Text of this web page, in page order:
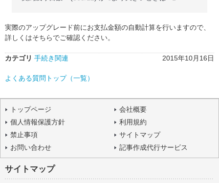
実際のアップグレード前にお支払金額の自動計算を行いますので、
詳しくはそちらでご確認ください。
カテゴリ 手続き関連 2015年10月16日
よくある質問トップ（一覧）
トップページ
会社概要
個人情報保護方針
利用規約
禁止事項
サイトマップ
お問い合わせ
記事作成代行サービス
サイトマップ